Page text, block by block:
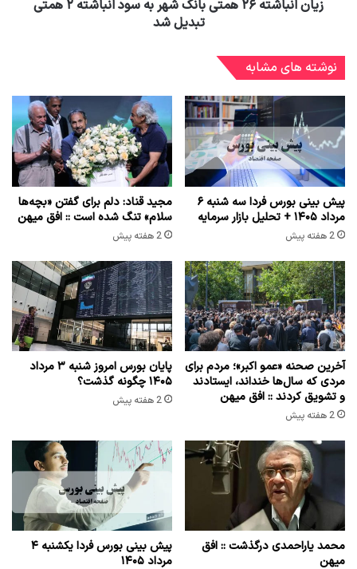
زیان انباشته ۲۶ همتی بانک شهر به سود انباشته ۲ همتی
تبدیل شد
نوشته های مشابه
پیش بینی بورس فردا سه شنبه ۶
مرداد ۱۴۰۵ + تحلیل بازار سرمایه
2 هفته پیش
مجید قناد: دلم برای گفتن «بچه‌ها
سلام» تنگ شده است :: افق میهن
2 هفته پیش
آخرین صحنه «عمو اکبر»؛ مردم برای
مردی که سال‌ها خنداند، ایستادند
و تشویق کردند :: افق میهن
2 هفته پیش
پایان بورس امروز شنبه ۳ مرداد
۱۴۰۵ چگونه گذشت؟
2 هفته پیش
محمد یاراحمدی درگذشت :: افق
میهن
پیش بینی بورس فردا یکشنبه ۴
مرداد ۱۴۰۵